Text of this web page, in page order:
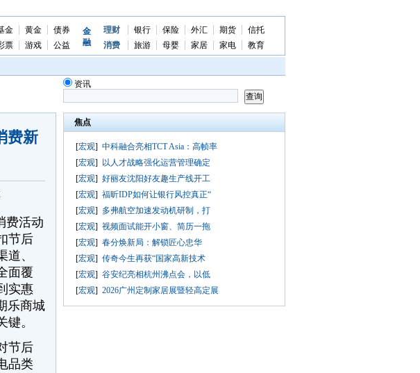
金 黄金
债券
票 游戏 公益
金
融
理财 银行 保险 外汇 期货
信托
消费
旅游 母婴 家居 家电 教育
资讯
费新
费活动
节后
、
面覆
实惠
乐商城
。
节后
品类
焦点
[宏观] 中科融合亮相TCT Asia：高帧率
[宏观]
以人才战略强化运营管理确定
[宏观] 好丽友沈阳好友趣生产线开工
[宏观] 福昕IDP如何让银行风控真正“
[宏观] 多弗航空加速发动机研制，打
[宏观] 视频面试能开小窗、简历一拖
[宏观] 春分焕新局：解锁匠心忠华
[宏观] 传奇今生再获“国家高新技术
[宏观] 谷安纪亮相杭州沸点会，以低
[宏观] 2026广州定制家居展暨轻高定展